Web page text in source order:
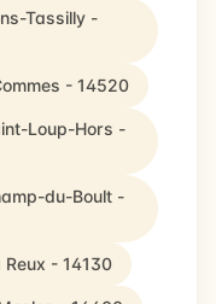
Tassilly -
- 14520
Loup-Hors -
du-Boult -
- 14130